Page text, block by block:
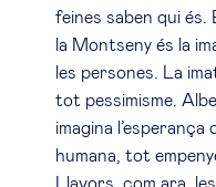
feines saben qui és.
la Montseny és la
les persones. La
tot pessimisme.
imagina
humana, tot